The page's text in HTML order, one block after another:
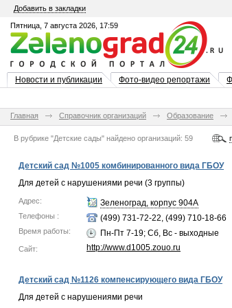
Добавить в закладки
Пятница, 7 августа 2026, 17:59
Новости и публикации Фото-видео репортажи
Главная Справочник организаций Образование
В рубрике "Детские сады" найдено организаций: 59
Детский сад №1005 комбинированного вида ГБОУ
Для детей с нарушениями речи (3 группы)
Адрес: Зеленоград, корпус 904А
Телефоны : (499) 731-72-22, (499) 710-18-66
Время работы: Пн-Пт 7-19; Сб, Вс - выходные
Сайт: http://www.d1005.zouo.ru
Детский сад №1126 компенсирующего вида ГБОУ
Для детей с нарушениями речи